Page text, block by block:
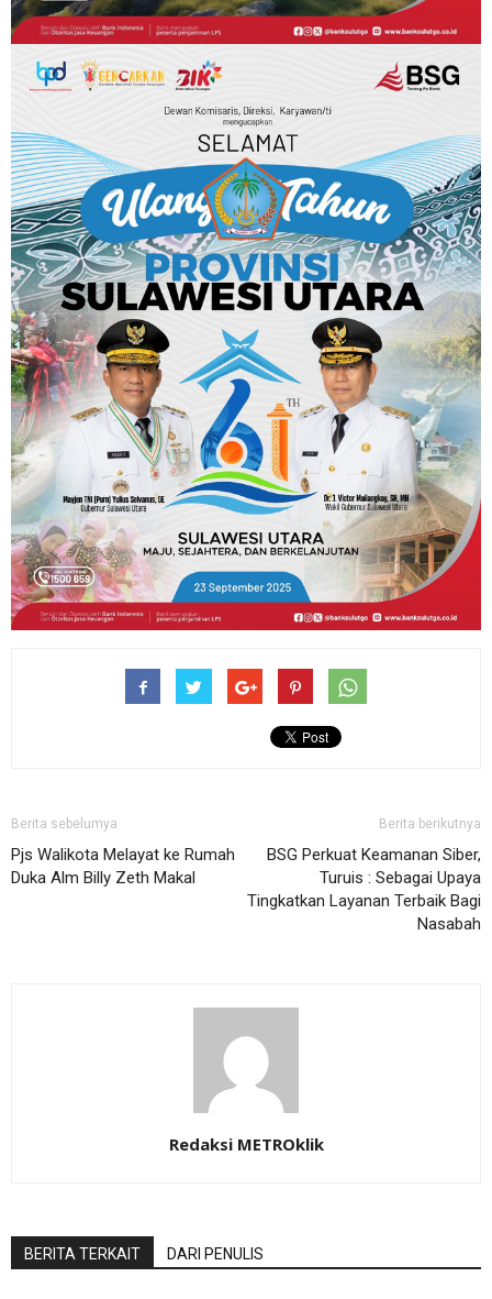
Berita sebelumya
Pjs Walikota Melayat ke Rumah
Duka Alm Billy Zeth Makal
Berita berikutnya
BSG Perkuat Keamanan Siber,
Turuis : Sebagai Upaya
Tingkatkan Layanan Terbaik Bagi
Nasabah
Redaksi METROklik
BERITA TERKAIT DARI PENULIS